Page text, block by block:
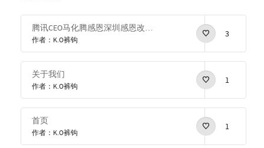
腾讯CEO马化腾感恩深圳感恩改革开放
作者：K.O裤钩
3
关于我们
作者：K.O裤钩
1
首页
作者：K.O裤钩
1